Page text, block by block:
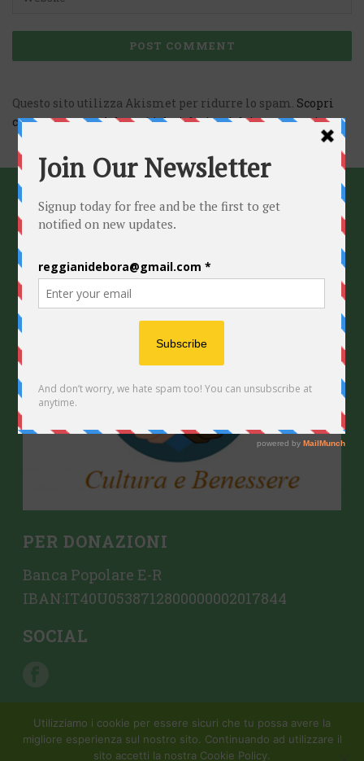
Questo sito utilizza Akismet per ridurre lo spam. Scopri
come vengono elaborati i dati derivati dai commenti.
PER DONAZIONI
Banca Popolare E-R
IBAN:IT40U0538712800000002017844
SOCIAL
Utilizziamo i cookie per essere sicuri che tu possa avere la
migliore esperienza sul nostro sito. Continuando ad utilizzare il
sito accetti la nostra Cookie Policy.